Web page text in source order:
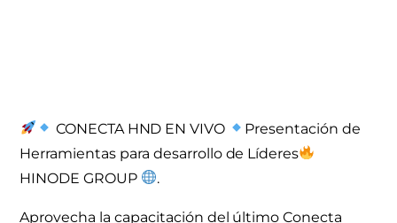
CONECTA HND EN VIVO
Presentación de
Herramientas para desarrollo de Líderes
HINODE GROUP
.
Aprovecha la capacitación del último Conecta